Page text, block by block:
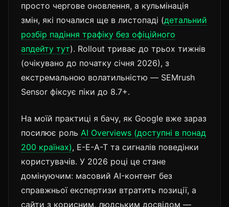
просто чергове оновлення, а кульмінація
змін, які почалися ще в листопаді (детальний
розбір падіння трафіку без офіційного
апдейту тут). Rollout триває до трьох тижнів
(очікувано до початку січня 2026), з
екстремальною волатильністю — SEMrush
Sensor фіксує піки до 8.7+.
На моїй практиці я бачу, як Google вже зараз
посилює роль AI Overviews (доступні в понад
200 країнах), E-E-A-T та сигналів поведінки
користувачів. У 2026 році це стане
домінуючим: масовий AI-контент без
справжньої експертизи втратить позиції, а
сайти з корисним, людським досвідом —